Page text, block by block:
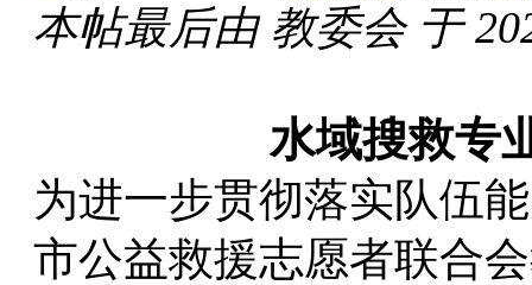
本帖最后由 教委会 于
水域搜救专
为进一步贯彻落实队伍
市公益救援志愿者联合